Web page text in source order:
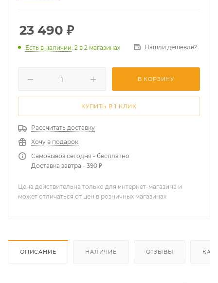
23 490 ₽
Есть в наличии: 2 в 2 магазинах Нашли дешевле?
В КОРЗИНУ
КУПИТЬ В 1 КЛИК
Рассчитать доставку
Хочу в подарок
Самовывоз сегодня - бесплатно
Доставка завтра - 390 ₽
Цена действительна только для интернет-магазина и
может отличаться от цен в розничных магазинах
ОПИСАНИЕ НАЛИЧИЕ ОТЗЫВЫ КАК